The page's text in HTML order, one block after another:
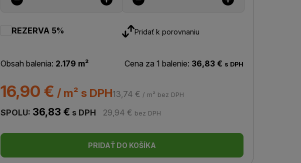
REZERVA 5% Pridať k porovnaniu
Obsah balenia: 2.179 m² Cena za 1 balenie: 36,83 € s DPH
16,90 € / m² s DPH13,74 € / m² bez DPH
SPOLU: 36,83 € s DPH 29,94 € bez DPH
PRIDAŤ DO KOŠÍKA